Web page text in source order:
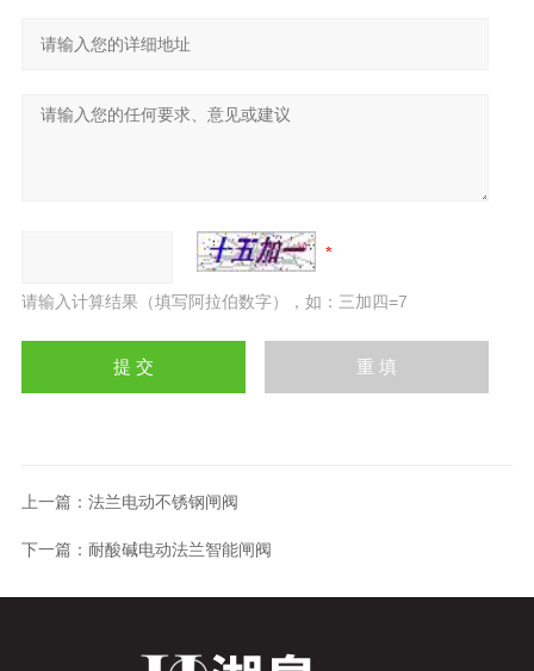
请输入计算结果（填写阿拉伯数字），如：三加四=7
上一篇： 法兰电动不锈钢闸阀
下一篇： 耐酸碱电动法兰智能闸阀